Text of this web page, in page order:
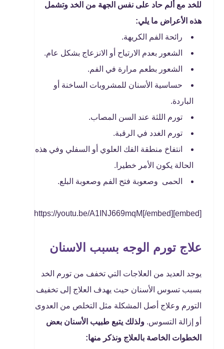
للخد مع ألم حاد على نفس الجهة من الخد وتشمل
هذه الأعراض ما يلي:
رائحة الفم الكريهة.
الشعور بعدم الارتياح أو الانزعاج بشكل عام.
الشعور بطعم مرارة في الفم.
حساسية الأسنان للمشروبات الساخنة أو
الباردة.
تورم اللثة عند السن المصاب.
تورم الغدد في الرقبة.
انتفاخ منطقة الفك العلوي أو السفلي وفي هذه
الحالة يكون الأمر خطيرا.
الحمى وصعوبة فتح الفم وصعوبة البلع.
[embed]https://youtu.be/A1INJ669mqM[/embed]
علاج تورم الوجه بسبب الاسنان
يوجد العديد من العلاجات التي تخفف من تورم الخد
بسبب تسوس الأسنان حيث يهدف العلاج إلى تخفيف
التورم وعلاج أصل المشكلة مثل التخلص من العدوى
أو إزالة التسوس. ولذلك يتبع طبيب الأسنان بعض
الخطوات الخاصة بالعلاج ونذكر منها: